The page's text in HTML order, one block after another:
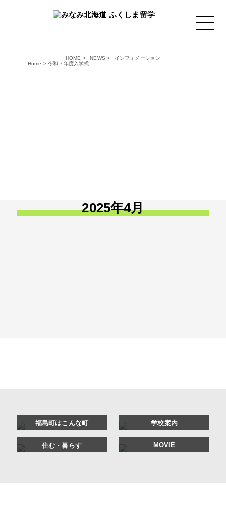
HOME > NEWS >
インフォメーション
Home >令和７年度入学式
すべての記事 インフォメーション
2025年4月
福島町はこんな町 学校案内
住む・暮らす MOVIE